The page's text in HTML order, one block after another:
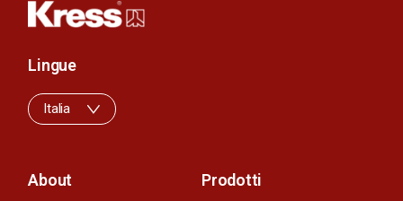
About Prodotti
Lingue
Italia